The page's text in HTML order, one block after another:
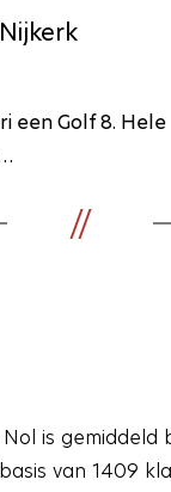
een Golf 8. Hele
is gemiddeld
van 1409